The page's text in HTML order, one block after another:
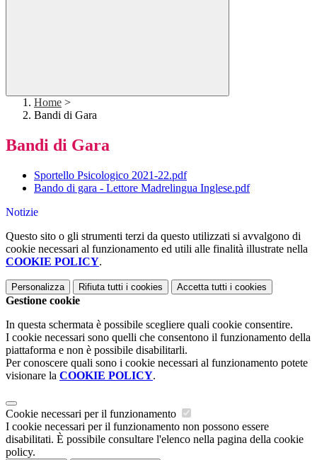
Home >
Bandi di Gara
Bandi di Gara
Sportello Psicologico 2021-22.pdf
Bando di gara - Lettore Madrelingua Inglese.pdf
Notizie
Questo sito o gli strumenti terzi da questo utilizzati si avvalgono di
cookie necessari al funzionamento ed utili alle finalità illustrate nella
COOKIE POLICY.
Personalizza Rifiuta tutti i cookies Accetta tutti i cookies
Gestione cookie
In questa schermata è possibile scegliere quali cookie consentire.
I cookie necessari sono quelli che consentono il funzionamento della
piattaforma e non è possibile disabilitarli.
Per conoscere quali sono i cookie necessari al funzionamento potete
visionare la COOKIE POLICY.
Cookie necessari per il funzionamento
I cookie necessari per il funzionamento non possono essere
disabilitati. È possibile consultare l'elenco nella pagina della cookie
policy.